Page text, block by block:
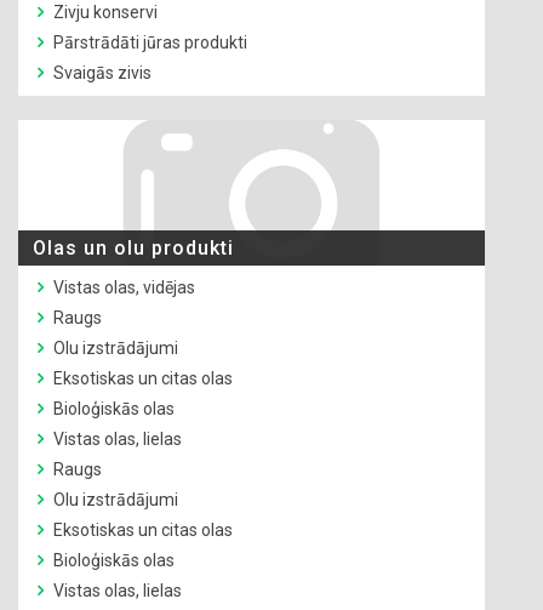
Zivju konservi
Pārstrādāti jūras produkti
Svaigās zivis
Olas un olu produkti
Vistas olas, vidējas
Raugs
Olu izstrādājumi
Eksotiskas un citas olas
Bioloģiskās olas
Vistas olas, lielas
Raugs
Olu izstrādājumi
Eksotiskas un citas olas
Bioloģiskās olas
Vistas olas, lielas